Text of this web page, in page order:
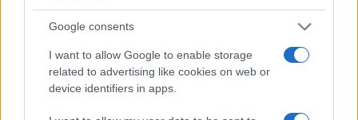
Google consents
I want to allow Google to enable storage
related to advertising like cookies on web or
device identifiers in apps.
Condividi l'articolo
F
a
T
w
Pi
n
W
h
S
h